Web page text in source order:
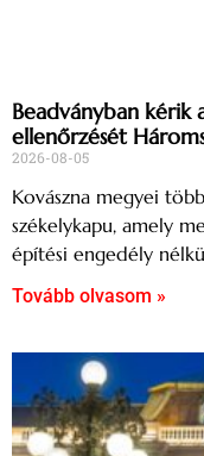
Beadványban kérik
ellenőrzését
2026-08-05
Kovászna megyei
székelykapu, amely
építési engedély
Tovább olvasom »